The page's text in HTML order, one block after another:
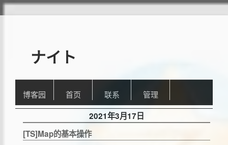
ナイト
博客园 首页 联系 管理
2021年3月17日
[TS]Map的基本操作